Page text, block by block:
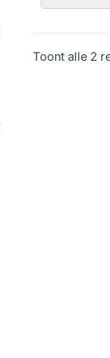
Toont alle 2